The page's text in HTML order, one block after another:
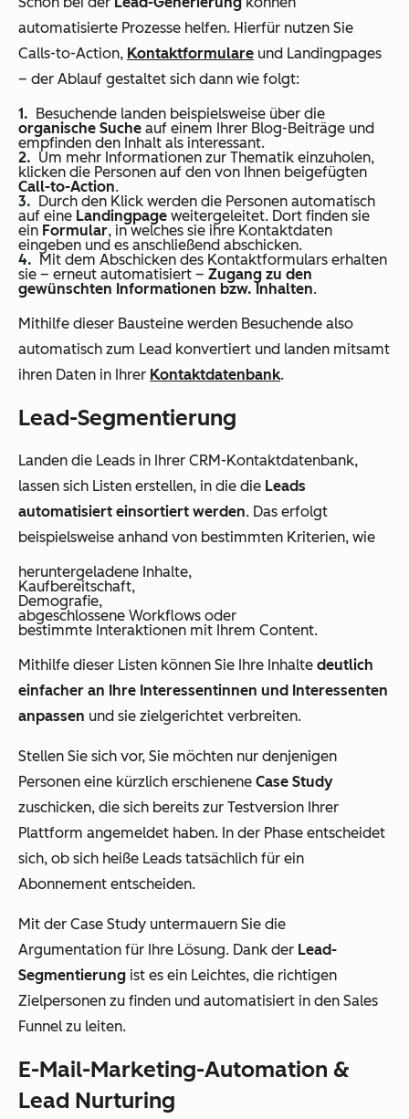
automatisierte Prozesse helfen. Hierfür nutzen Sie
Calls-to-Action, Kontaktformulare und Landingpages
– der Ablauf gestaltet sich dann wie folgt:
Besuchende landen beispielsweise über die
organische Suche auf einem Ihrer Blog-Beiträge und
empfinden den Inhalt als interessant.
Um mehr Informationen zur Thematik einzuholen,
klicken die Personen auf den von Ihnen beigefügten
Call-to-Action.
Durch den Klick werden die Personen automatisch
auf eine Landingpage weitergeleitet. Dort finden sie
ein Formular, in welches sie ihre Kontaktdaten
eingeben und es anschließend abschicken.
Mit dem Abschicken des Kontaktformulars erhalten
sie – erneut automatisiert – Zugang zu den
gewünschten Informationen bzw. Inhalten.
Mithilfe dieser Bausteine werden Besuchende also
automatisch zum Lead konvertiert und landen mitsamt
ihren Daten in Ihrer Kontaktdatenbank.
Lead-Segmentierung
Landen die Leads in Ihrer CRM-Kontaktdatenbank,
lassen sich Listen erstellen, in die die Leads
automatisiert einsortiert werden. Das erfolgt
beispielsweise anhand von bestimmten Kriterien, wie
heruntergeladene Inhalte,
Kaufbereitschaft,
Demografie,
abgeschlossene Workflows oder
bestimmte Interaktionen mit Ihrem Content.
Mithilfe dieser Listen können Sie Ihre Inhalte deutlich
einfacher an Ihre Interessentinnen und Interessenten
anpassen und sie zielgerichtet verbreiten.
Stellen Sie sich vor, Sie möchten nur denjenigen
Personen eine kürzlich erschienene Case Study
zuschicken, die sich bereits zur Testversion Ihrer
Plattform angemeldet haben. In der Phase entscheidet
sich, ob sich heiße Leads tatsächlich für ein
Abonnement entscheiden.
Mit der Case Study untermauern Sie die
Argumentation für Ihre Lösung. Dank der Lead-
Segmentierung ist es ein Leichtes, die richtigen
Zielpersonen zu finden und automatisiert in den Sales
Funnel zu leiten.
E-Mail-Marketing-Automation &
Lead Nurturing